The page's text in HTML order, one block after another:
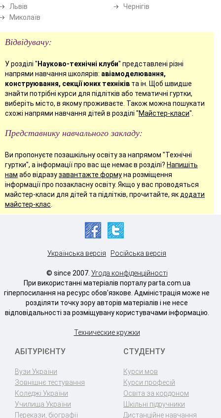
Львів
Миколаїв
Чернігів
Відвідувачу:
У розділі " Науково-технічні клуби" представлені різні
напрями навчання школярів: авіамоделювання,
конструювання, секції юних техніків та ін. Щоб швидше
знайти потрібні курси для підлітків або тематичні гуртки,
виберіть місто, в якому проживаєте. Також можна пошукати
схожі напрями навчання дітей в розділі "Майстер-класи".
Представнику навчального закладу:
Ви пропонуєте позашкільну освіту за напрямом "Технічні
гуртки", а інформації про вас ще немає в розділі? Напишіть
нам або відразузавантажте формуна розміщення
інформації про позакласну освіту. Якщо у вас проводяться
майстер-класи для дітей та підлітків, прочитайте, як додати
майстер-клас
Українська версія Російська версія
© since 2007. Угода конфіденційності
При використанні матеріалів порталу parta.com.ua
гіперпосилання на ресурс обов'язкове. Адміністрація може не
розділяти точку зору авторів матеріалів і не несе
відповідальності за розміщувану користувачами інформацію.
Технические кружки
АБІТУРІЄНТУ
Вузи України
Зовнішнє тестування
Коледжі України
Училища України
Перекази, біографії
СТУДЕНТУ
Курси мов
Курси професій
Освіта за кордоном
Шкільні підручники
Дистанційне навчання